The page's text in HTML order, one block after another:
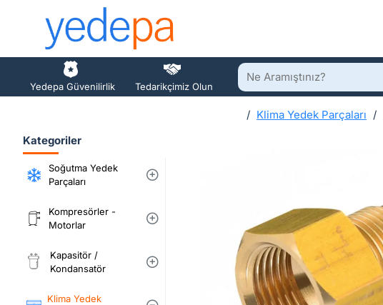
Yedepa Güvenilirlik Tedarikçimiz Olun
Ne
Aramıştınız?
Klima Yedek Parçaları
Kategoriler
Soğutma Yedek
Parçaları
Kompresörler -
Motorlar
Kapasitör /
Kondansatör
Klima Yedek